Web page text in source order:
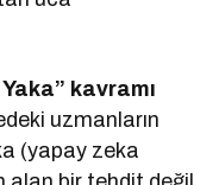
kavramı
uzmanların
(yapay zeka